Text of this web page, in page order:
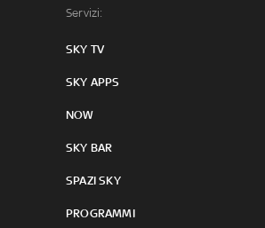
Servizi:
SKY TV
SKY APPS
NOW
SKY BAR
SPAZI SKY
PROGRAMMI